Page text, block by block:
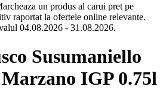
un produs al carui pret pe
raportat la ofertele online relevante.
04.08.2026 - 31.08.2026.
Susumaniello
IGP 0.75l